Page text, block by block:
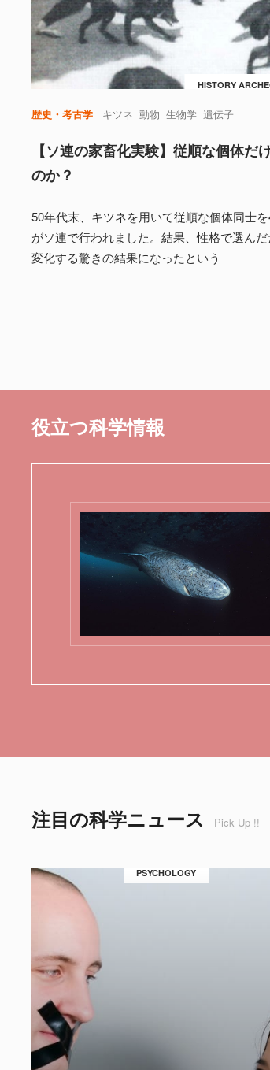
HISTORY
歴史・考古学 キツネ 動物 生物学 遺伝子
【ソ連の家畜化実験】従順な個体だ
のか？
50年代末、キツネを用いて従順な個体同士
がソ連で行われました。結果、性格で選ん
変化する驚きの結果になったという
役立つ科学情報
注目の科学ニュース Pick Up !!
PSYCHOLOGY